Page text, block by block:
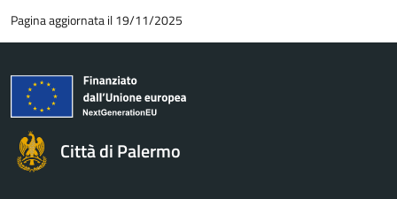
Pagina aggiornata il 19/11/2025
Città di Palermo